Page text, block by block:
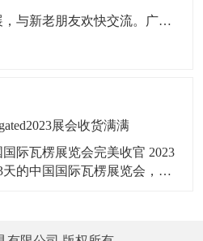
公司参加上海国际瓦楞展，与新老朋友欢快交流。广东包协纸委会领导亲临现场参观。本次展会为公司深耕国内市场，拓展海外市场，更前进了一步。
展会收货满满
瓦楞展览会完美收官 2023
的中国国际瓦楞展览会，在